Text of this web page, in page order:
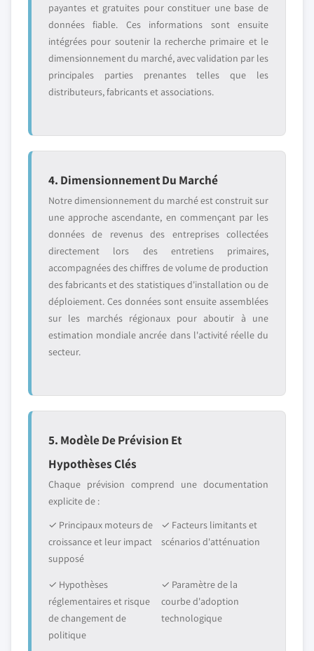
payantes et gratuites pour constituer une base de
données fiable. Ces informations sont ensuite
intégrées pour soutenir la recherche primaire et le
dimensionnement du marché, avec validation par les
principales parties prenantes telles que les
distributeurs, fabricants et associations.
4. Dimensionnement Du Marché
Notre dimensionnement du marché est construit sur
une approche ascendante, en commençant par les
données de revenus des entreprises collectées
directement lors des entretiens primaires,
accompagnées des chiffres de volume de production
des fabricants et des statistiques d'installation ou de
déploiement. Ces données sont ensuite assemblées
sur les marchés régionaux pour aboutir à une
estimation mondiale ancrée dans l'activité réelle du
secteur.
5. Modèle De Prévision Et
Hypothèses Clés
Chaque prévision comprend une documentation
explicite de :
✓ Principaux moteurs de
croissance et leur impact
supposé
✓ Facteurs limitants et
scénarios d'atténuation
✓ Hypothèses
réglementaires et risque
de changement de
politique
✓ Paramètre de la
courbe d'adoption
technologique